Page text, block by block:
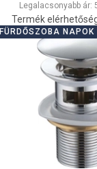
Legalacsonyabb ár:
Termék
Hasonlítsa
össze
FÜRDŐSZOBA NAPOK